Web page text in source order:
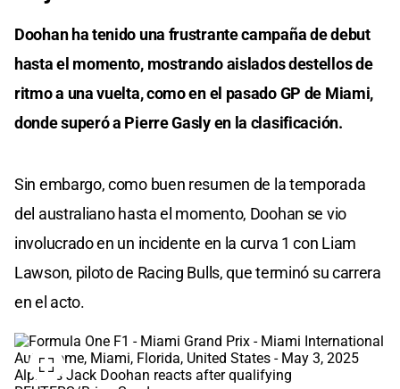
Doohan ha tenido una frustrante campaña de debut
hasta el momento, mostrando aislados destellos de
ritmo a una vuelta, como en el pasado GP de Miami,
donde superó a Pierre Gasly en la clasificación.
Sin embargo, como buen resumen de la temporada
del australiano hasta el momento, Doohan se vio
involucrado en un incidente en la curva 1 con Liam
Lawson, piloto de Racing Bulls, que terminó su carrera
en el acto.